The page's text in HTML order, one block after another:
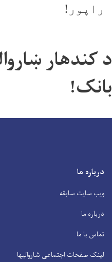
راپور!
د کندهار
بانک!
درباره ما
ویب سایت سابقه
درباره ما
تماس با ما
لینک صفحات اجتماعی شاروالیها